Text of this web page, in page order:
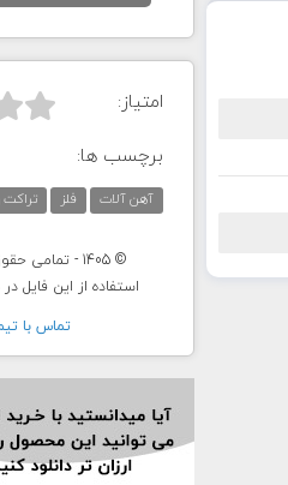
امتیاز:
برچسب ها:
آهن آلات فلز تراکت
© 1405 - تمامی حقوق برای میهن طرح محفوظ است.
استفاده از این فایل
تماس با